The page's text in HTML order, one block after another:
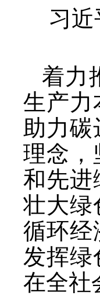
习近
着力
生产力
助力碳
理念，
和先进
壮大绿
循环经
发挥绿
在全社